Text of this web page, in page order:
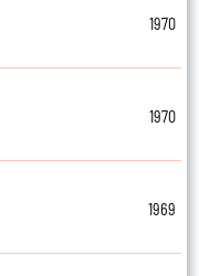
1970
1970
1969